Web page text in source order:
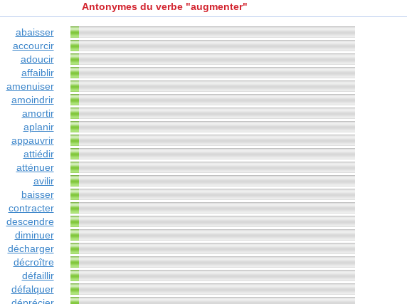
Antonymes du verbe "augmenter"
abaisser
accourcir
adoucir
affaiblir
amenuiser
amoindrir
amortir
aplanir
appauvrir
attiédir
atténuer
avilir
baisser
contracter
descendre
diminuer
décharger
décroître
défaillir
défalquer